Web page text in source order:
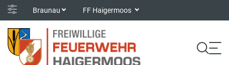
Braunau FF Haigermoos